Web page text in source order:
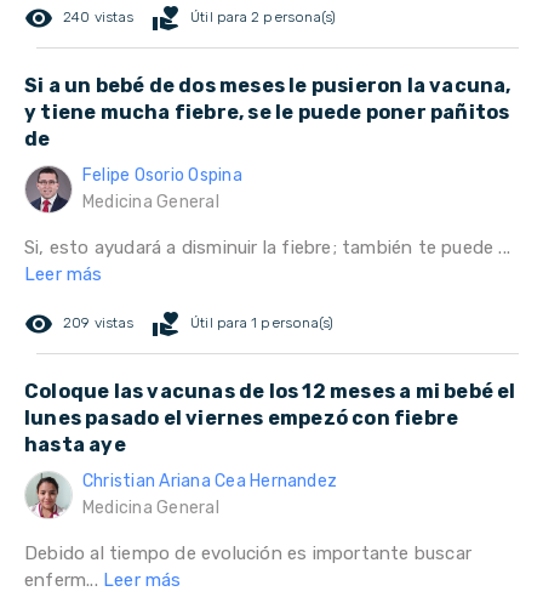
remove_red_eye 240 vistas volunteer_activism Útil para 2 persona(s)
Si a un bebé de dos meses le pusieron la vacuna,
y tiene mucha fiebre, se le puede poner pañitos
de
Felipe Osorio Ospina
Medicina General
Si, esto ayudará a disminuir la fiebre; también te puede ...
Leer más
remove_red_eye 209 vistas volunteer_activism Útil para 1 persona(s)
Coloque las vacunas de los 12 meses a mi bebé el
lunes pasado el viernes empezó con fiebre
hasta aye
Christian Ariana Cea Hernandez
Medicina General
Debido al tiempo de evolución es importante buscar
enferm... Leer más